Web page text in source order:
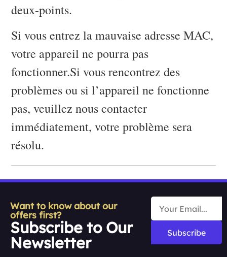
deux-points.
Si vous entrez la mauvaise adresse MAC,
votre appareil ne pourra pas
fonctionner.Si vous rencontrez des
problèmes ou si l’appareil ne fonctionne
pas, veuillez nous contacter
immédiatement, votre problème sera
résolu.
Want to know about our
offers first?
Subscribe to Our
Newsletter
Subscribe